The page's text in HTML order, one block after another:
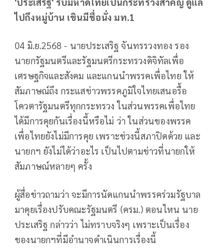
ไปถึงหมู่บ้าน เขินมีชื่อนั่ง มท.1
04 มิ.ย.2568 - นายประเสริฐ จันทรรวงทอง รอง
นายกรัฐมนตรีและรัฐมนตรีกระทรวงดิจิทัลเพื่อ
เศรษฐกิจและสังคม และแกนนำพรรคเพื่อไทย ให้
สัมภาษณ์ถึง กระแสข่าวพรรคภูมิใจไทยเสนอรื้อ
โควตารัฐมนตรีทุกกระทรวง ในส่วนพรรคเพื่อไทย
ได้มีการคุยกันเรื่องนี้หรือไม่ ว่า ในส่วนของพรรค
เพื่อไทยยังไม่มีการคุย เพราะช่วงนี้สภาปิดด้วย และ
นายกฯ ยังไม่ได้ว่าอะไร เป็นไปตามข่าวที่นายกให้
สัมภาษณ์หลายๆ ครั้ง
ผู้สื่อข่าวถามว่า จะมีการนัดแกนนำพรรคร่วมรัฐบาล
มาคุยเรื่องปรับคณะรัฐมนตรี (ครม.) ตอนไหน นาย
ประเสริฐ กล่าวว่า ไม่ทราบจริงๆ เพราะเป็นเรื่อง
ของนายกฯที่มีอำนาจดำเนินการเรื่องนี้